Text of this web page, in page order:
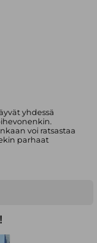
yhdessä
voi ratsastaa
parhaat